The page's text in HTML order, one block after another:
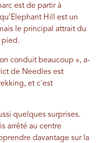
est de partir à
Hill est un
le principal attrait du
pied.
conduit beaucoup », a-
de Needles est
et c'est
quelques surprises.
arrêté au centre
davantage sur la